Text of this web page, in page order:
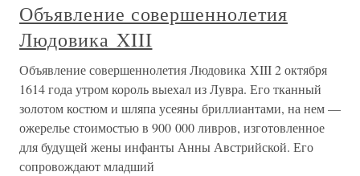
Объявление совершеннолетия
Людовика XIII
Объявление совершеннолетия Людовика XIII 2 октября
1614 года утром король выехал из Лувра. Его тканный
золотом костюм и шляпа усеяны бриллиантами, на нем —
ожерелье стоимостью в 900 000 ливров, изготовленное
для будущей жены инфанты Анны Австрийской. Его
сопровождают младший